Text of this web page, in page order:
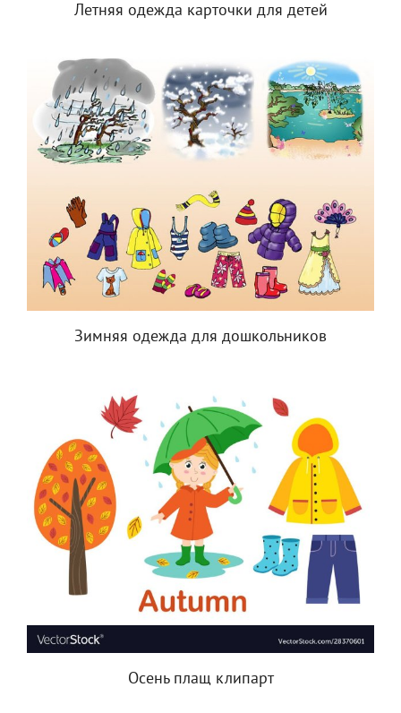
Летняя одежда карточки для детей
Зимняя одежда для дошкольников
Осень плащ клипарт